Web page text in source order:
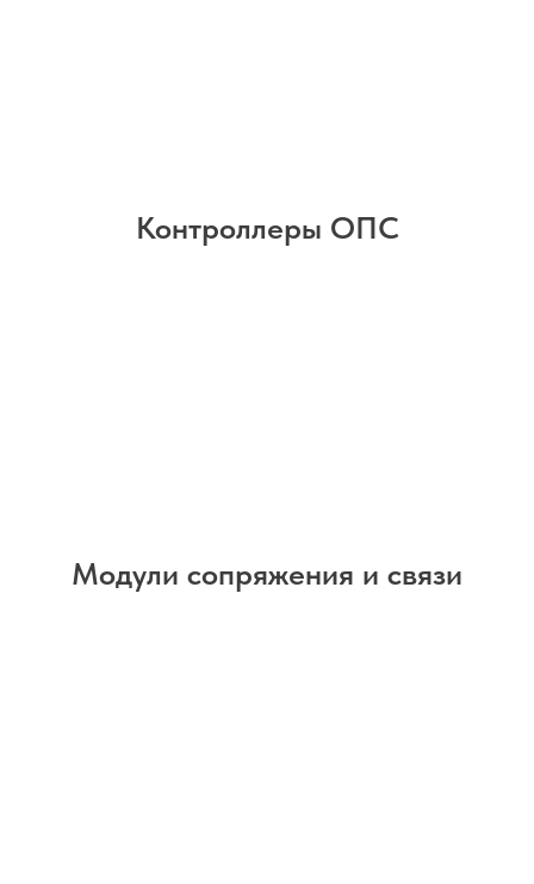
Контроллеры ОПС
Модули сопряжения и связи